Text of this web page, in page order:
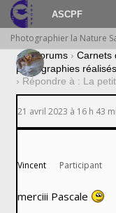
ASCPF
Photographier la Nature
› Forums › Carnets
photographies
› Répondre à : La
21 avril 2023 à 16 h 43
Vincent Participant
merciii Pascale